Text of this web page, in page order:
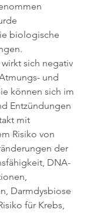
biologische
sich negativ
und
können sich im
Entzündungen
mit
Risiko von
der
DNA-
Darmdysbiose
für Krebs,